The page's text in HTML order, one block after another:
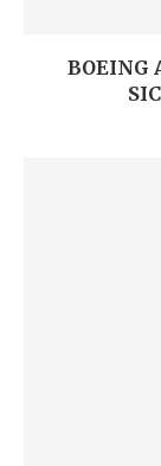
BOEING